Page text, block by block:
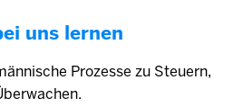
uns lernen
Prozesse zu Steuern,